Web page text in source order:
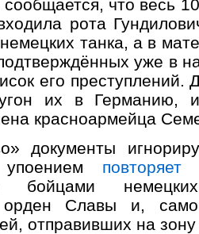
что весь
рота
танка, а в
уже в
его преступлений.
их в Германию,
красноармейца
документы
повторяет
бойцами
орден Славы и,
отправивших на